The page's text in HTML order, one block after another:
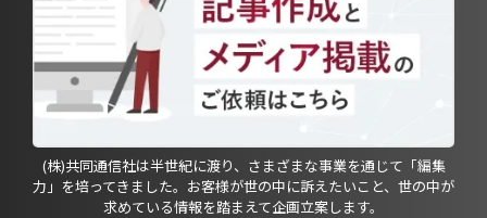
(株)共同通信社は半世紀に渡り、さまざまな事業を通じて「編集
力」を培ってきました。お客様が世の中に訴えたいこと、世の中が
求めている情報を踏まえて企画立案します。